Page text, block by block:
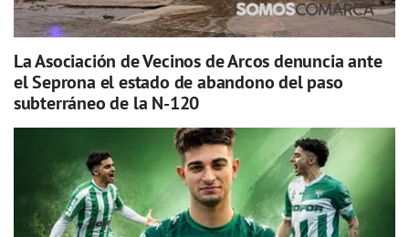
La Asociación de Vecinos de Arcos denuncia ante
el Seprona el estado de abandono del paso
subterráneo de la N-120